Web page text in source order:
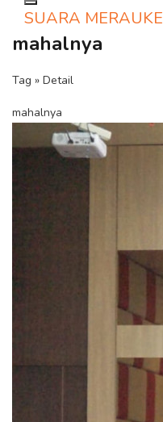
Toggle navigation
SUARA MERAUKE
mahalnya
Tag » Detail
mahalnya